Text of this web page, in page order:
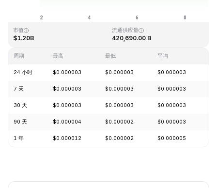
$0.000028 $0.000000
市值
$1.20B
流通供应量
420,690.00 B
周期 最高 最低 平均
24 小时 $0.000003 $0.000003 $0.000003
7 天 $0.000003 $0.000003 $0.000003
30 天 $0.000003 $0.000003 $0.000003
90 天 $0.000004 $0.000002 $0.000003
1 年 $0.000012 $0.000002 $0.000005